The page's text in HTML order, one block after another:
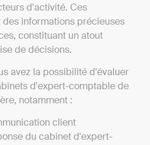
d'activité. Ces
informations précieuses
constituant un atout
de décisions.
avez la possibilité d'évaluer
d'expert-comptable de
notamment :
client
du cabinet d'expert-